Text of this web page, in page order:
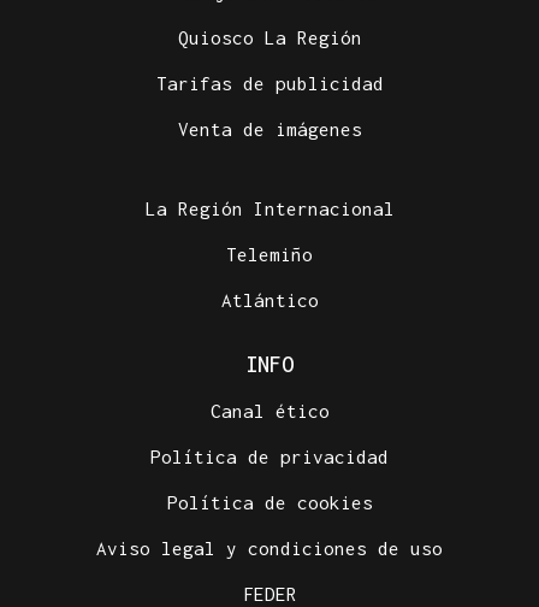
Quiosco La Región
Tarifas de publicidad
Venta de imágenes
La Región Internacional
Telemiño
Atlántico
INFO
Canal ético
Política de privacidad
Política de cookies
Aviso legal y condiciones de uso
FEDER